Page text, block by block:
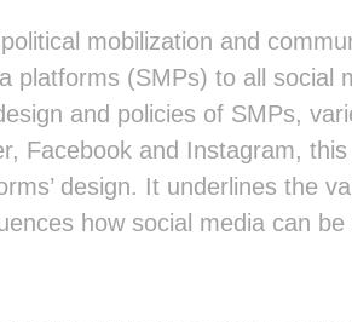
mobilization and
platforms (SMPs) to all
and policies of SMPs,
Facebook and Instagram,
design. It underlines the
how social media can